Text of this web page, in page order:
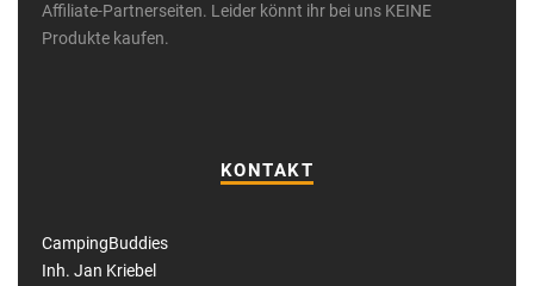
Affiliate-Partnerseiten. Leider könnt ihr bei uns KEINE
Produkte kaufen.
KONTAKT
CampingBuddies
Inh. Jan Kriebel